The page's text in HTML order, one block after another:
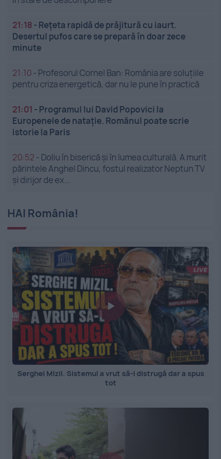
21:18 - Rețeta rapidă de prăjitură cu iaurt.
Desertul pufos care se prepară în doar zece
minute
21:10 - Profesorul Cornel Ban: România are soluțiile
pentru criza energetică, dar nu le pune în practică
21:01 - Programul lui David Popovici la
Europenele de natație. Românul poate scrie
istorie la Paris
20:52 - Doliu în biserică și în lumea culturală. A murit
părintele Anghel Dincu, fostul realizator Neptun TV
și dirijor de ex...
HAI România!
Serghei Mizil. Sistemul a vrut să-l distrugă dar a spus
tot